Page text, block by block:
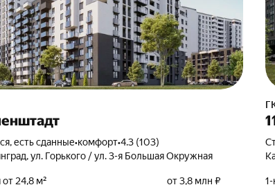
есть сданные•комфорт•4.3 (103)
ул. Горького / ул. 3-я Большая Окружная
24,8 м²
от 3,8 млн ₽